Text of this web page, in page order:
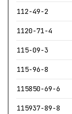
112-49-2
1120-71-4
115-09-3
115-96-8
115850-69-6
115937-89-8